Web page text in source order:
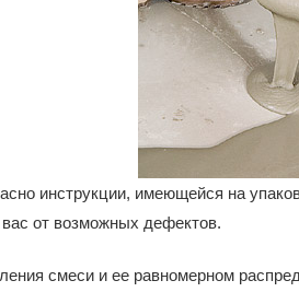
инструкции, имеющейся на
от возможных дефектов.
смеси и ее равномерном